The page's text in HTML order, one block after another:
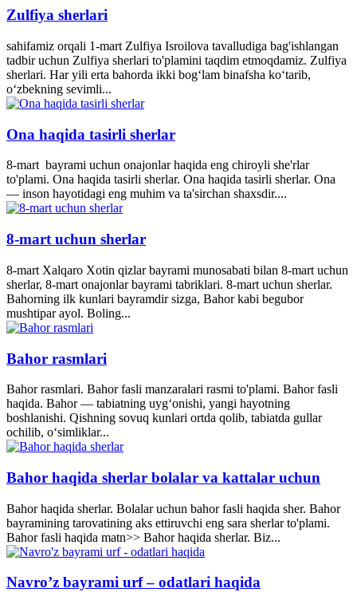
Zulfiya sherlari
sahifamiz orqali 1-mart Zulfiya Isroilova tavalludiga bag'ishlangan
tadbir uchun Zulfiya sherlari to'plamini taqdim etmoqdamiz. Zulfiya
sherlari. Har yili erta bahorda ikki bogʻlam binafsha koʻtarib,
oʻzbekning sevimli...
Ona haqida tasirli sherlar
8-mart bayrami uchun onajonlar haqida eng chiroyli she'rlar
to'plami. Ona haqida tasirli sherlar. Ona haqida tasirli sherlar. Ona
— inson hayotidagi eng muhim va ta'sirchan shaxsdir....
8-mart uchun sherlar
8-mart Xalqaro Xotin qizlar bayrami munosabati bilan 8-mart uchun
sherlar, 8-mart onajonlar bayrami tabriklari. 8-mart uchun sherlar.
Bahorning ilk kunlari bayramdir sizga, Bahor kabi begubor
mushtipar ayol. Boling...
Bahor rasmlari
Bahor rasmlari. Bahor fasli manzaralari rasmi to'plami. Bahor fasli
haqida. Bahor — tabiatning uyg‘onishi, yangi hayotning
boshlanishi. Qishning sovuq kunlari ortda qolib, tabiatda gullar
ochilib, o‘simliklar...
Bahor haqida sherlar bolalar va kattalar uchun
Bahor haqida sherlar. Bolalar uchun bahor fasli haqida sher. Bahor
bayramining tarovatining aks ettiruvchi eng sara sherlar to'plami.
Bahor fasli haqida matn>> Bahor haqida sherlar. Biz...
Navro’z bayrami urf – odatlari haqida